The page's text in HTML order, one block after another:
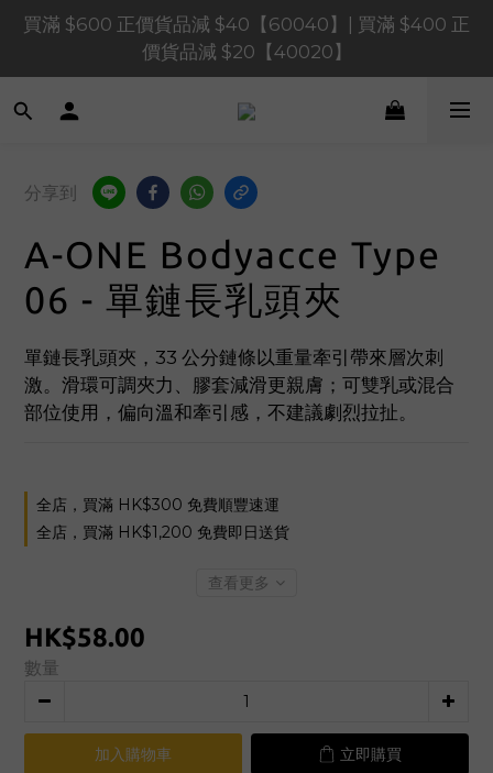
買滿 $1,200 正價貨品減 $120【1200120】| 買滿
$900 正價貨品減 $80！【90080】
買滿 $600 正價貨品減 $40【60040】| 買滿 $400 正
價貨品減 $20【40020】
買滿 $1,200 正價貨品減 $120【1200120】| 買滿
分享到
A-ONE Bodyacce Type
06 - 單鏈長乳頭夾
單鏈長乳頭夾，33 公分鏈條以重量牽引帶來層次刺
激。滑環可調夾力、膠套減滑更親膚；可雙乳或混合
部位使用，偏向溫和牽引感，不建議劇烈拉扯。
全店，買滿 HK$300 免費順豐速運
全店，買滿 HK$1,200 免費即日送貨
查看更多
HK$58.00
數量
加入購物車 立即購買